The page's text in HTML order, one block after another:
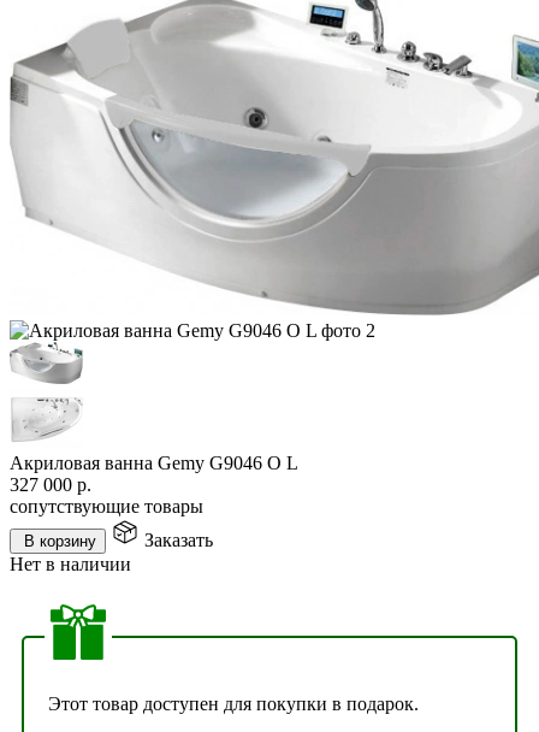
Акриловая ванна Gemy G9046 O L
327 000 р.
сопутствующие товары
В корзину
Заказать
Нет в наличии
Этот товар доступен для покупки в подарок.